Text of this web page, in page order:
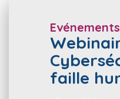
faille